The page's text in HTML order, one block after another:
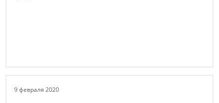
9 февраля 2020